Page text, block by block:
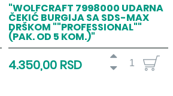
"WOLFCRAFT 7998000 UDARNA
ČEKIĆ BURGIJA SA SDS-MAX
DRŠKOM ""PROFESSIONAL""
(PAK. OD 5 KOM.)"
4.350,00 RSD